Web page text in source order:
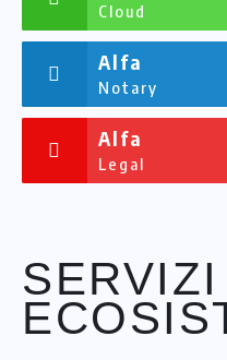
Cloud
Alfa
Notary
Alfa
Legal
SERVIZI